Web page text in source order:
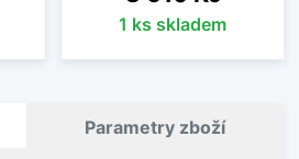
1 ks skladem
Parametry zboží